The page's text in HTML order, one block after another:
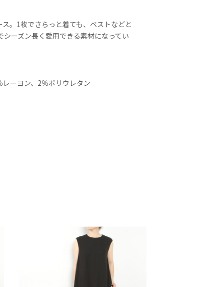
。1枚でさらっと着ても、ベストなどと
ーズン長く愛用できる素材になってい
ーヨン、2％ポリウレタン